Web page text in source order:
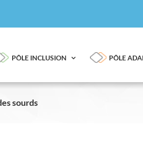
PÔLE INCLUSION PÔLE
sourds